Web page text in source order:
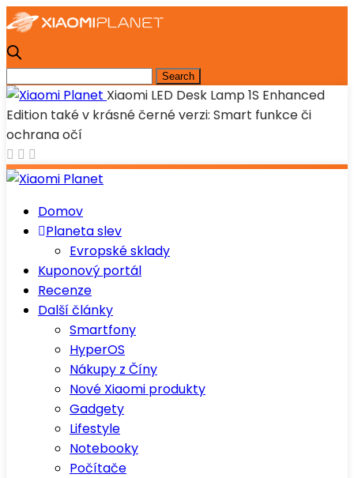
Xiaomi LED Desk Lamp 1S Enhanced
Edition také v krásné černé verzi: Smart funkce či
ochrana očí
Domov
Planeta slev
Evropské sklady
Kuponový portál
Recenze
Další články
Smartfony
HyperOS
Nákupy z Číny
Nové Xiaomi produkty
Gadgety
Lifestyle
Notebooky
Počítače